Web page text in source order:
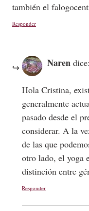
también el
Responder
Naren dice:
Hola Cristina,
generalmente
pasado desde el
considerar. A la
de las que
otro lado, el yoga
distinción entre
Responder